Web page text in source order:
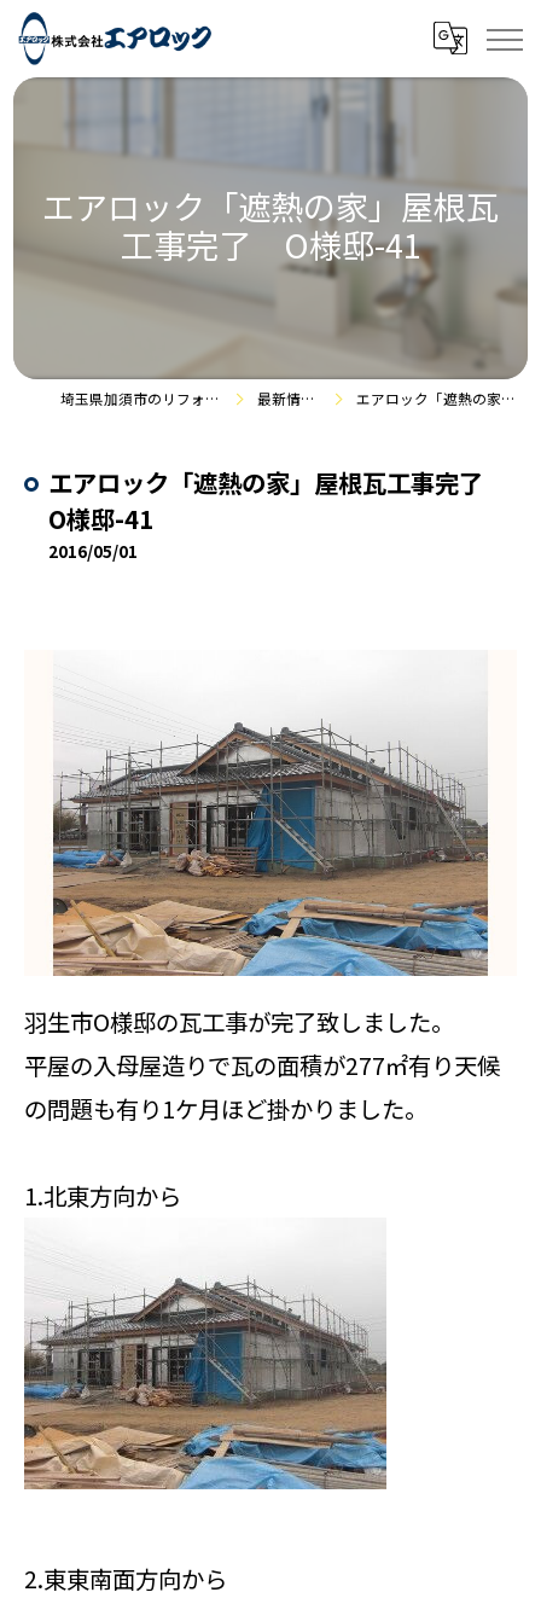
エアロック「遮熱の家」屋根瓦
工事完了 O様邸-41
埼玉県加須市のリフォームなら株式会社エアロック 最新情報・施工事例 エアロック「遮熱の家」屋根瓦工事完了 O様邸-41
エアロック「遮熱の家」屋根瓦工事完了
O様邸-41
2016/05/01
羽生市O様邸の瓦工事が完了致しました。
平屋の入母屋造りで瓦の面積が277㎡有り天候
の問題も有り1ケ月ほど掛かりました。
1.北東方向から
2.東東南面方向から